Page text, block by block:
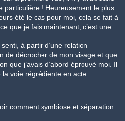
particulière ! Heureusement le plus
été le cas pour moi, cela se fait à
ce que je fais maintenant, c’est une
à partir d’une relation
de décrocher de mon visage et que
que j’avais d’abord éprouvé moi. Il
voie régrédiente en acte
comment symbiose et séparation